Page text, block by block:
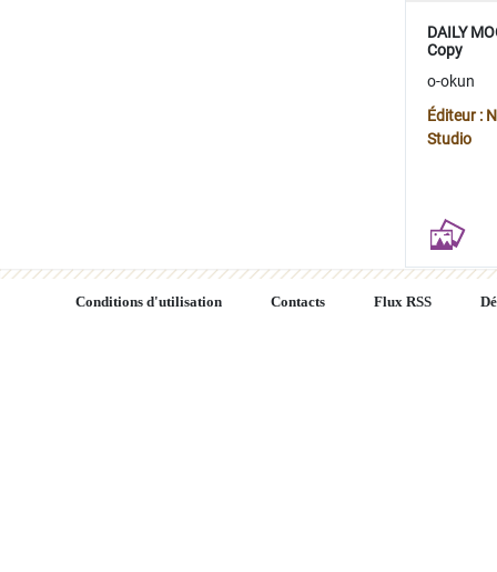
DAILY
Copy
o-okun
Éditeur :
Studio
Conditions d'utilisation Contacts Flux RSS